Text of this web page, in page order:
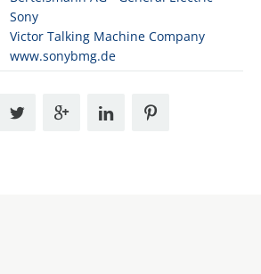
Sony
Victor Talking Machine Company
www.sonybmg.de